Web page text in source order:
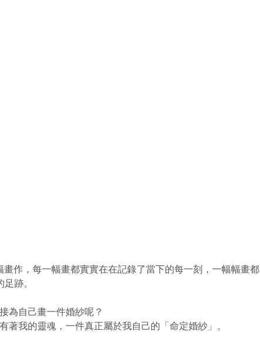
作，每一幅畫都實實在在記錄了當下的每一刻，一幅幅畫都
跡。
為自己畫一件婚紗呢？
著我的靈魂，一件真正屬於我自己的「命定婚紗」。